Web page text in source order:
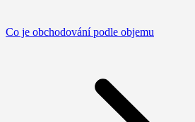
Co je obchodování podle objemu